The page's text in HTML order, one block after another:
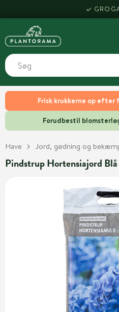
Frisk krukkerne op efter
Forudbestil
Have Jord, gødning og
Pindstrup Hortensiajord